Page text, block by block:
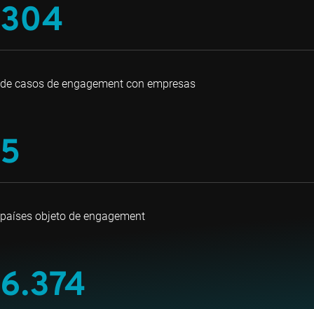
304
de casos de engagement con empresas
5
países objeto de engagement
6.374